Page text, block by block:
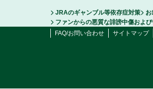
JRAのギャンブル等依存症対策
ファンからの悪質な誹謗中傷およ
FAQ/お問い合わせ
サイトマップ